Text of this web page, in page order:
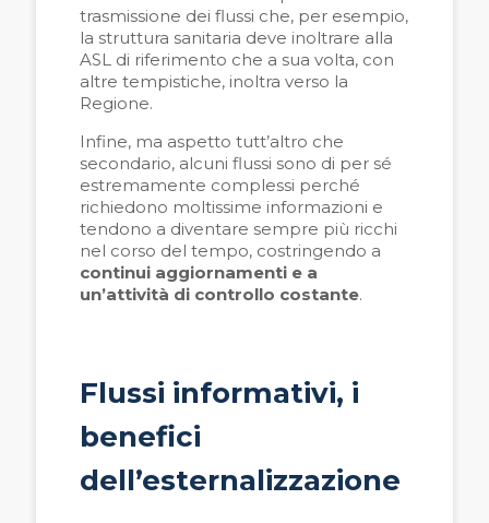
trasmissione dei flussi che, per esempio,
la struttura sanitaria deve inoltrare alla
ASL di riferimento che a sua volta, con
altre tempistiche, inoltra verso la
Regione.
Infine, ma aspetto tutt’altro che
secondario, alcuni flussi sono di per sé
estremamente complessi perché
richiedono moltissime informazioni e
tendono a diventare sempre più ricchi
nel corso del tempo, costringendo a
continui aggiornamenti e a
un’attività di controllo costante.
Flussi informativi, i
benefici
dell’esternalizzazione